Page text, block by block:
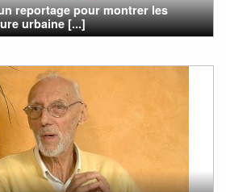
reportage pour montrer les
urbaine [...]